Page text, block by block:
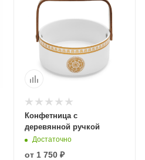
Конфетница с
деревянной ручкой
Достаточно
от 1 750 ₽